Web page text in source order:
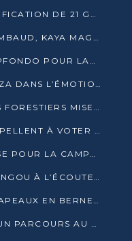
AGL CONGO ENGAGE LA CERTIFICATION DE 21 GRUTIERS AUX NORMES INTERNATIONALES
DESTIN GAVET NOMME WALLEMBAUD, KAYA MAGANE, BOUDZIKA ET MBOUSSA-ELLAH AUX COMMANDES DE SA CAMPAGNE
DENIS SASSOU-NGUESSO À IMPFONDO POUR LANCER LE CORRIDOR 13
FIRMIN AYESSA INHUMÉ À ONDZA DANS L’ÉMOTION ET LE RECUEILLEMENT
BASSIN DU CONGO : LES ÉTATS FORESTIERS MISENT SUR LES MARCHÉS CARBONE
LES SAGES DE MOUYONDZI APPELLENT À VOTER DENIS SASSOU-NGUESSO
LE CLUB 2002-PUR SE MOBILISE POUR LA CAMPAGNE
JOSEPH KIGNOUMBI KIA MBOUNGOU À L’ÉCOUTE DE TALANGAÏ
DÉCÈS DE FIRMIN AYESSA : DRAPEAUX EN BERNE LUNDI
PR. AIMÉ CHRISTIAN KAYATH : UN PARCOURS AU SERVICE DE LA RECHERCHE ET DE L’INNOVATION